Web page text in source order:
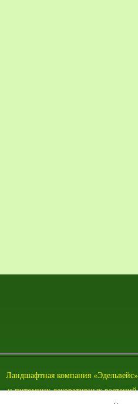
Ландшафтная компания «Эдельвейс»
и питомник декоративных растений